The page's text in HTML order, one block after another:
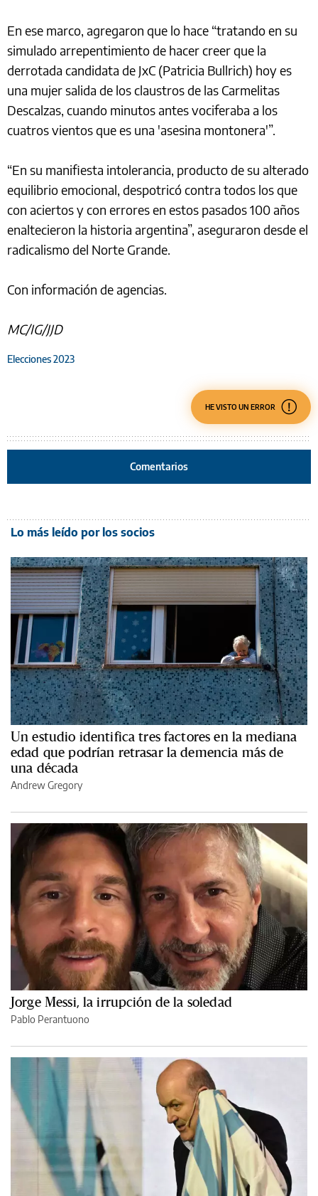
En ese marco, agregaron que lo hace “tratando en su
simulado arrepentimiento de hacer creer que la
derrotada candidata de JxC (Patricia Bullrich) hoy es
una mujer salida de los claustros de las Carmelitas
Descalzas, cuando minutos antes vociferaba a los
cuatros vientos que es una 'asesina montonera'”.
“En su manifiesta intolerancia, producto de su alterado
equilibrio emocional, despotricó contra todos los que
con aciertos y con errores en estos pasados 100 años
enaltecieron la historia argentina”, aseguraron desde el
radicalismo del Norte Grande.
Con información de agencias.
MC/IG/JJD
Elecciones 2023
HE VISTO UN ERROR
Comentarios
Lo más leído por los socios
Un estudio identifica tres factores en la mediana
edad que podrían retrasar la demencia más de
una década
Andrew Gregory
Jorge Messi, la irrupción de la soledad
Pablo Perantuono